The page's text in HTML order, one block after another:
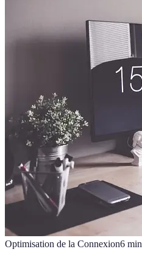
Optimisation de la Connexion6 min